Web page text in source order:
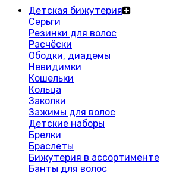
Детская бижутерия
Серьги
Резинки для волос
Расчёски
Ободки, диадемы
Невидимки
Кошельки
Кольца
Заколки
Зажимы для волос
Детские наборы
Брелки
Браслеты
Бижутерия в ассортименте
Банты для волос